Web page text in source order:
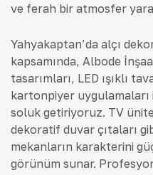
ve ferah bir atmosfer
Yahyakaptan’da alçı
kapsamında, Albode
tasarımları, LED ışıklı
kartonpiyer uygulamaları
soluk getiriyoruz. TV
dekoratif duvar çıtaları
mekanların karakterini
görünüm sunar.